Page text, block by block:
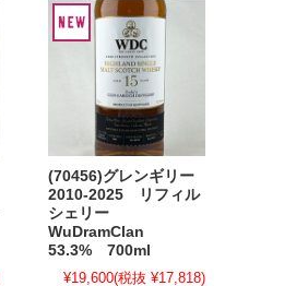
(70456)グレンギリー
2010-2025 リフィル
シェリー
WuDramClan
53.3% 700ml
¥19,600(税抜 ¥17,818)